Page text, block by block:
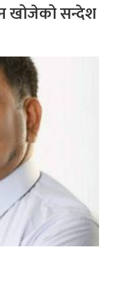
खोजेको सन्देश